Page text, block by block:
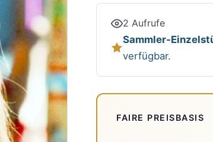
2 Aufrufe
Sammler-
verfügbar.
FAIRE PREISBASIS